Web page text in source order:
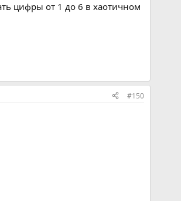
цифры от 1 до 6 в хаотичном
#150